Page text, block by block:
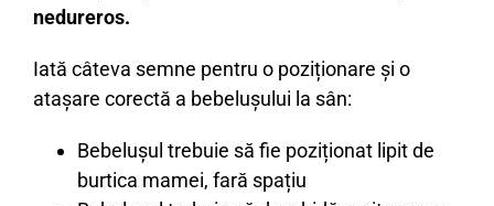
nedureros.
Iată câteva semne pentru o poziționare și o
atașare corectă a bebelușului la sân:
Bebelușul trebuie să fie poziționat lipit de
burtica mamei, fară spațiu